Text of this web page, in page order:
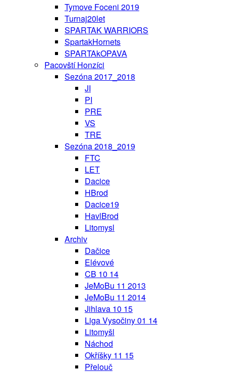
Tymove Foceni 2019
Turnaj20let
SPARTAK WARRIORS
SpartakHornets
SPARTAkOPAVA
Pacovští Honzíci
Sezóna 2017_2018
JI
PI
PRE
VS
TRE
Sezóna 2018_2019
FTC
LET
Dacice
HBrod
Dacice19
HavlBrod
Litomysl
Archiv
Dačice
Elévové
CB 10 14
JeMoBu 11 2013
JeMoBu 11 2014
Jihlava 10 15
Liga Vysočiny 01 14
Litomyšl
Náchod
Okříšky 11 15
Přelouč